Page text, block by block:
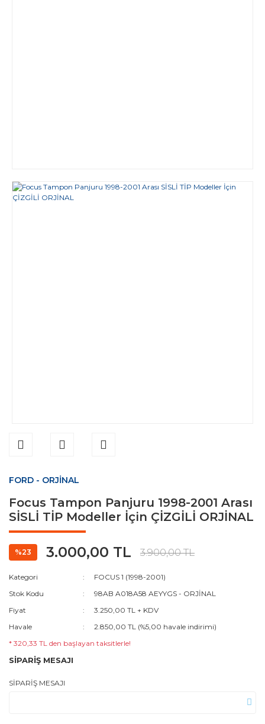
FORD - ORJİNAL
Focus Tampon Panjuru 1998-2001 Arası
SİSLİ TİP Modeller İçin ÇİZGİLİ ORJİNAL
%23 3.000,00 TL 3.900,00 TL
Kategori
FOCUS 1 (1998-2001)
Stok Kodu
98AB A018A58 AEYYGS - ORJİNAL
Fiyat
3.250,00 TL + KDV
Havale
2.850,00 TL (%5,00 havale indirimi)
* 320,33 TL den başlayan taksitlerle!
SİPARİŞ MESAJI
SİPARİŞ MESAJI